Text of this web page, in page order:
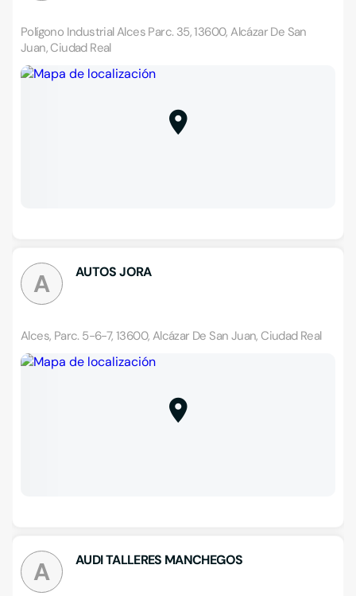
Polígono Industrial Alces Parc. 35, 13600, Alcázar De San
Juan, Ciudad Real
A AUTOS JORA
Alces, Parc. 5-6-7, 13600, Alcázar De San Juan, Ciudad Real
A AUDI TALLERES MANCHEGOS